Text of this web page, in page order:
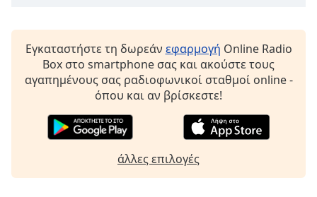
Εγκαταστήστε τη δωρεάν εφαρμογή Online Radio
Box στο smartphone σας και ακούστε τους
αγαπημένους σας ραδιοφωνικοί σταθμοί online -
όπου και αν βρίσκεστε!
άλλες επιλογές